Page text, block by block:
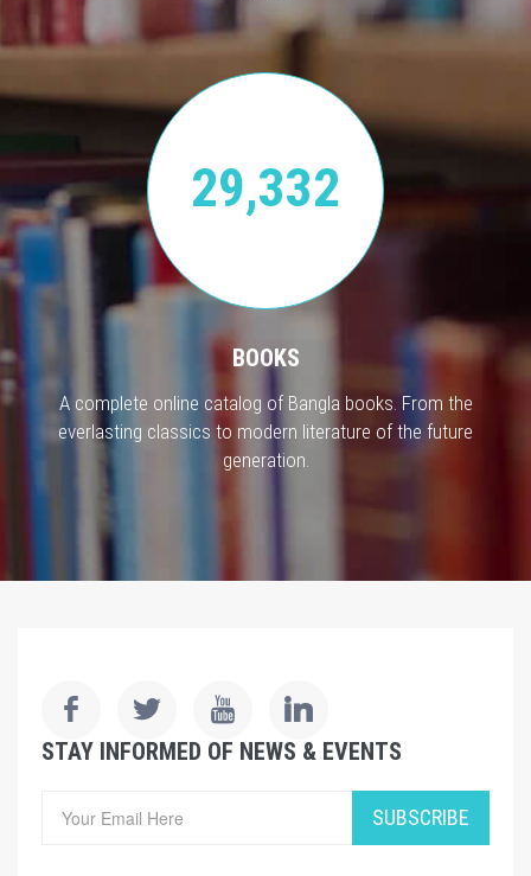
29,332
BOOKS
A complete online catalog of Bangla books. From the
everlasting classics to modern literature of the future
generation.
STAY INFORMED OF NEWS & EVENTS
SUBSCRIBE